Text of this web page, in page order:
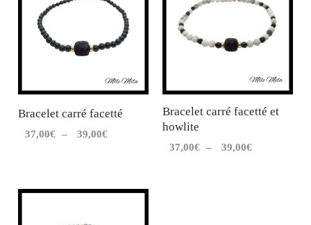
Bracelet carré facetté
37,00€ – 39,00€
Bracelet carré facetté et
howlite
37,00€ – 39,00€